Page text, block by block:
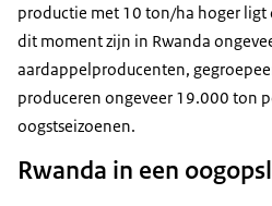
productie met 10 ton/ha hoger ligt
dit moment zijn in Rwanda
aardappelproducenten,
produceren ongeveer 19.000 ton
oogstseizoenen.
Rwanda in een